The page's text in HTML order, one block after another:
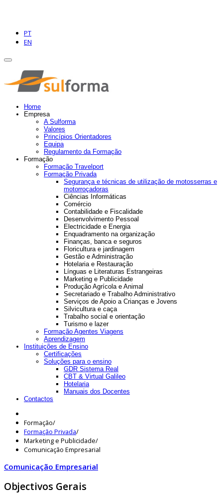
PT
EN
Home
Empresa
A Sulforma
Valores
Princípios Orientadores
Equipa
Regulamento da Formação
Formação
Formação Travelport
Formação Privada
Segurança e técnicas de utilização de motosserras e
motorroçadoras
Ciências Informáticas
Comércio
Contabilidade e Fiscalidade
Desenvolvimento Pessoal
Electricidade e Energia
Enquadramento na organização
Finanças, banca e seguros
Floricultura e jardinagem
Gestão e Administração
Hotelaria e Restauração
Línguas e Literaturas Estrangeiras
Marketing e Publicidade
Produção Agrícola e Animal
Secretariado e Trabalho Administrativo
Serviços de Apoio a Crianças e Jovens
Silvicultura e caça
Trabalho social e orientação
Turismo e lazer
Formação Agentes Viagens
Aprendizagem
Instituições de Ensino
Certificações
Soluções para o ensino
GDR Sistema Real
CBT & Virtual Galileo
Hotelaria
Manuais dos Docentes
Contactos
Formação/
Formação Privada/
Marketing e Publicidade/
Comunicação Empresarial
Comunicação Empresarial
Objectivos Gerais